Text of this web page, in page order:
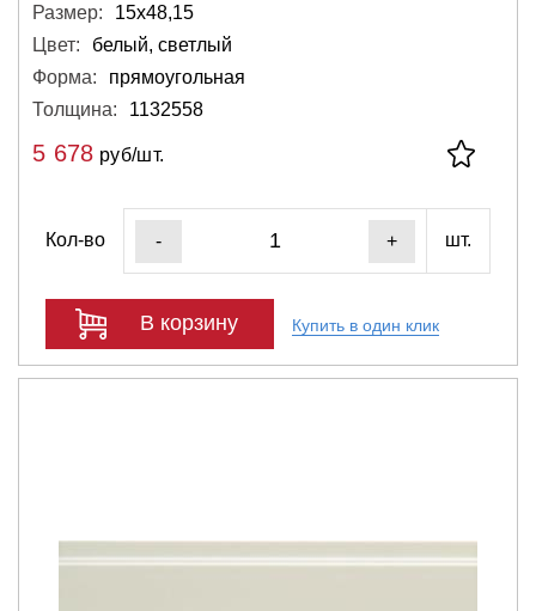
Размер:
15х48,15
Цвет:
белый, светлый
Форма:
прямоугольная
Толщина:
1132558
5 678 руб/шт.
Кол-во - + шт.
В корзину Купить в один клик